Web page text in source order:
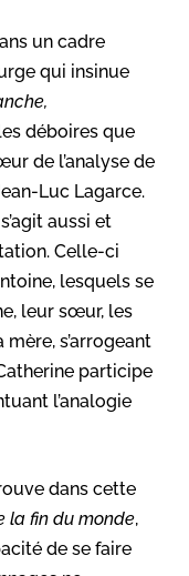
un cadre
qui insinue
déboires que
de l’analyse de
Luc Lagarce.
aussi et
Celle-ci
lesquels se
leur sœur, les
s’arrogeant
participe
l’analogie
dans cette
la fin du monde,
de se faire